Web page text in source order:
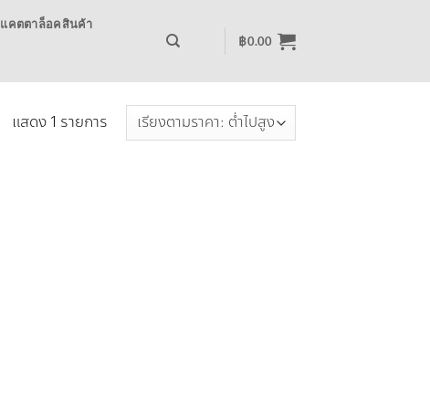
แคตตาล็อคสินค้า
฿0.00
แสดง 1 รายการ